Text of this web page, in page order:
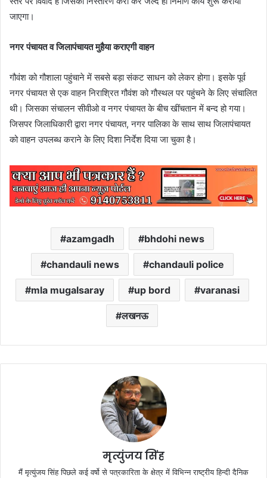
जाएगा।
नगर पंचायत व जिलापंचायत मुहैया कराएगी वाहन
गौवंश को गौशाला पहुंचाने में सबसे बड़ा संकट साधन को लेकर होगा। इसके पूर्व
नगर पंचायत से एक वाहन निराश्रित गौवंश को गौस्थल पर पहुंचने के लिए संचालित
थी। जिसका संचालन सीवीओ व नगर पंचायत के बीच खींचतान में बन्द हो गया।
जिसपर जिलाधिकारी द्वारा नगर पंचायत, नगर पालिका के साथ साथ जिलापंचायत
को वाहन उपलब्ध कराने के लिए दिशा निर्देश दिया जा चुका है।
azamgadh bhdohi news
chandauli news chandauli police
mla mugalsaray up bord varanasi
लखनऊ
मृत्युंजय सिंह
मैं मृत्युंजय सिंह पिछले कई वर्षो से पत्रकारिता के क्षेत्र में विभिन्न राष्ट्रीय हिन्दी दैनिक